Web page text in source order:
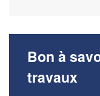
Bon à
travaux